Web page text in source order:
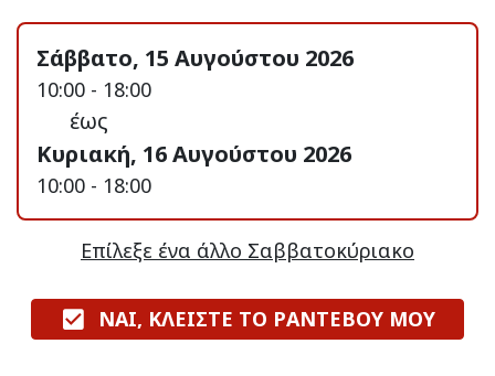
Σάββατο, 15 Αυγούστου 2026
10:00 - 18:00
έως
Κυριακή, 16 Αυγούστου 2026
10:00 - 18:00
Επίλεξε ένα άλλο Σαββατοκύριακο
ΝΑΙ, ΚΛΕΙΣΤΕ ΤΟ ΡΑΝΤΕΒΟΥ ΜΟΥ